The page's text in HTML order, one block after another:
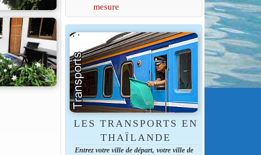
mesure
LES TRANSPORTS EN
THAÏLANDE
Entrez votre ville de départ, votre ville de